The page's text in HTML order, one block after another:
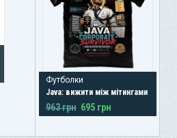
Футболки
Java: вижити між мітингами
963 грн 695 грн